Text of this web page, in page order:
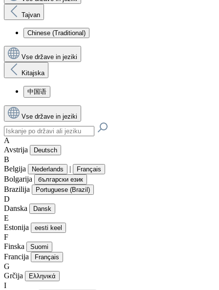
Tajvan
Chinese (Traditional)
Vse države in jeziki
Kitajska
中国语
Vse države in jeziki
A
Avstrija
Deutsch
B
Belgija
Nederlands | Français
Bolgarija български език
Brazilija Portuguese (Brazil)
D
Danska
Dansk
E
Estonija
eesti keel
F
Finska
Suomi
Francija Français
G
Grčija
Ελληνικά
I